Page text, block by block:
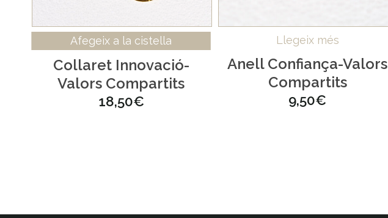
Afegeix a la cistella
Collaret Innovació-
Valors Compartits
18,50€
Llegeix més
Anell Confiança-Valors
Compartits
9,50€